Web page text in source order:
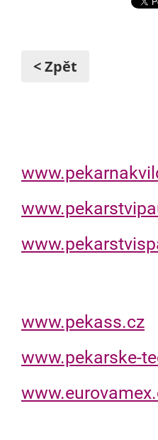
< Zpět
www.pekass.cz
www.pekarske-